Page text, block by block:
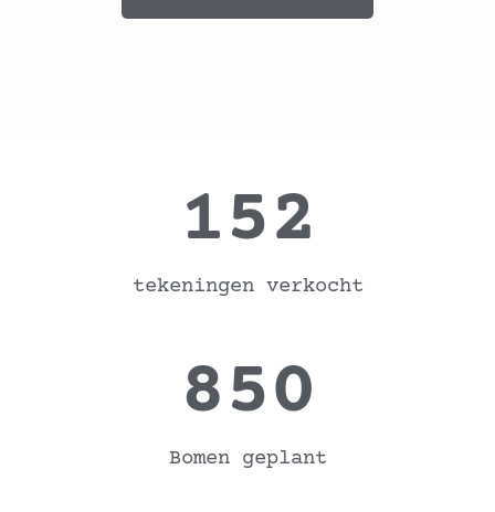
tekeningen verkocht
152
Bomen geplant
850